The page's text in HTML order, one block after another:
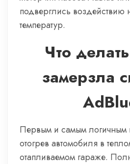
подверглись воздействию
температур.
Что
замерзла
Первым и самым логичным
отогрев автомобиля в
отапливаемом гараже.